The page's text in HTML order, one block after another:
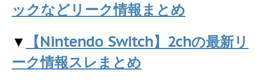
ックなどリーク情報まとめ
▼
【Nintendo Switch】2chの最新リ
ーク情報スレまとめ